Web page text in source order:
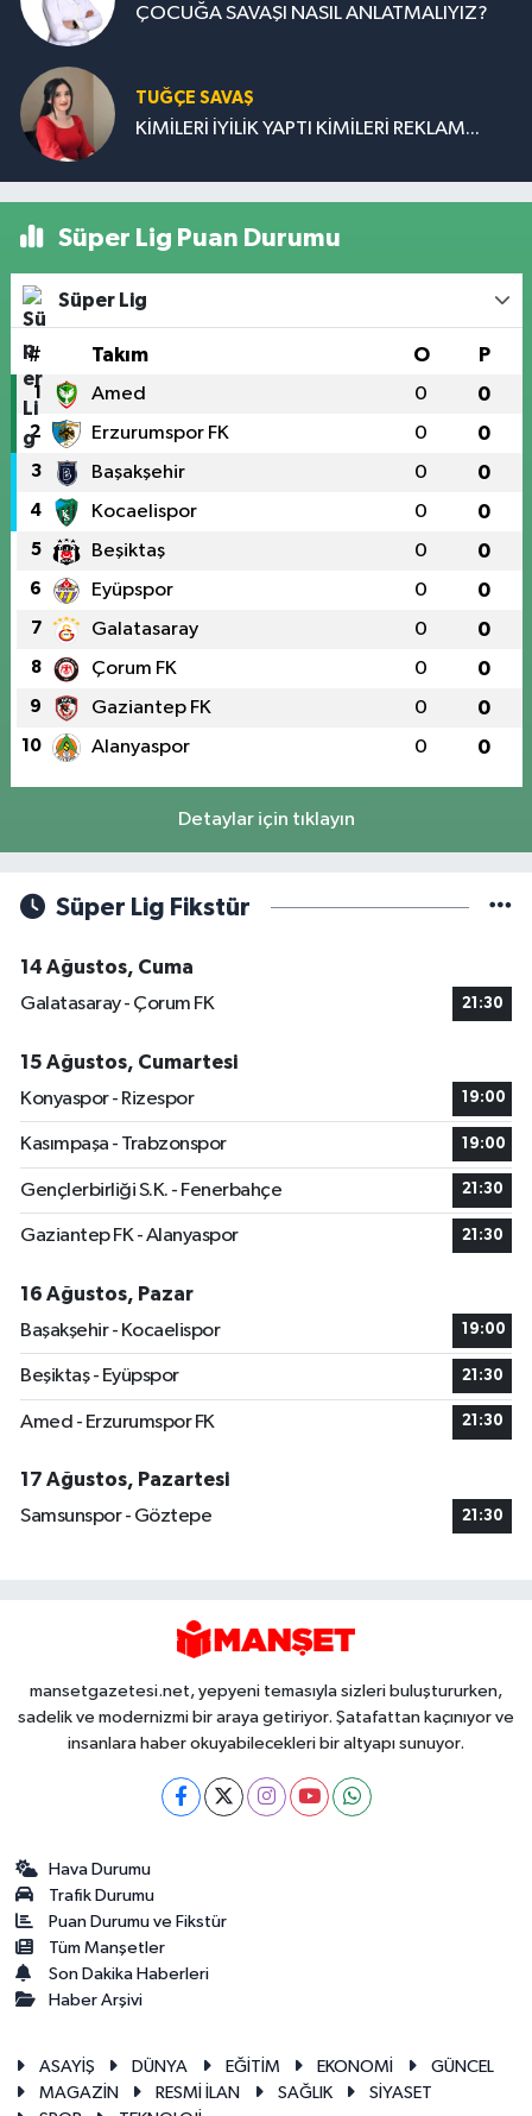
ÇOCUĞA SAVAŞI NASIL ANLATMALIYIZ?
TUĞÇE SAVAŞ
KİMİLERİ İYİLİK YAPTI KİMİLERİ REKLAM...
Süper Lig Puan Durumu
Süper Lig
# Takım O P
1 Amed 0 0
2 Erzurumspor FK 0 0
3 Başakşehir 0 0
4 Kocaelispor 0 0
5 Beşiktaş 0 0
6 Eyüpspor 0 0
7 Galatasaray 0 0
8 Çorum FK 0 0
9 Gaziantep FK 0 0
10 Alanyaspor 0 0
Detaylar için tıklayın
Süper Lig Fikstür
14 Ağustos, Cuma
Galatasaray - Çorum FK
21:30
15 Ağustos, Cumartesi
Konyaspor - Rizespor
19:00
Kasımpaşa - Trabzonspor 19:00
Gençlerbirliği S.K. - Fenerbahçe 21:30
Gaziantep FK - Alanyaspor 21:30
16 Ağustos, Pazar
Başakşehir - Kocaelispor
19:00
Beşiktaş - Eyüpspor 21:30
Amed - Erzurumspor FK 21:30
17 Ağustos, Pazartesi
Samsunspor - Göztepe
21:30
mansetgazetesi.net, yepyeni temasıyla sizleri buluştururken,
sadelik ve modernizmi bir araya getiriyor. Şatafattan kaçınıyor ve
insanlara haber okuyabilecekleri bir altyapı sunuyor.
Hava Durumu
Trafik Durumu
Puan Durumu ve Fikstür
Tüm Manşetler
Son Dakika Haberleri
Haber Arşivi
ASAYİŞ DÜNYA EĞİTİM EKONOMİ
GÜNCEL
MAGAZİN
RESMİ İLAN SAĞLIK
SİYASET